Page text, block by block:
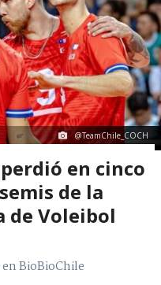
@TeamChile_COCH
en cinco
de la
de Voleibol
BioBioChile